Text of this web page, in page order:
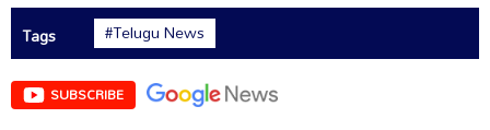
Tags
#Telugu News
SUBSCRIBE